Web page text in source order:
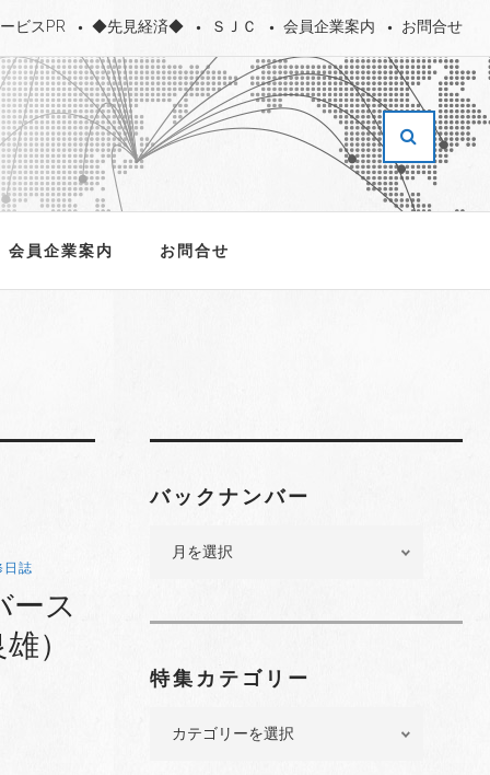
ビスPR ◆先見経済◆ ＳＪＣ 会員企業案内 お問合せ
会員企業案内 お問合せ
日誌
ース
）
バックナンバー
ナ
バ
特集カテゴリー